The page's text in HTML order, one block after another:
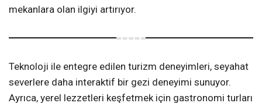
mekanlara olan ilgiyi artırıyor.
Teknoloji ile entegre edilen turizm deneyimleri, seyahat
severlere daha interaktif bir gezi deneyimi sunuyor.
Ayrıca, yerel lezzetleri keşfetmek için gastronomi turları